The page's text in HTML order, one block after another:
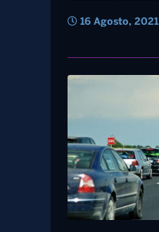
16 Agosto, 2021